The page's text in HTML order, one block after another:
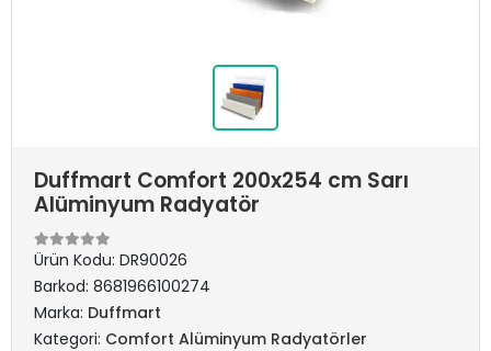
Duffmart Comfort 200x254 cm Sarı
Alüminyum Radyatör
Ürün Kodu: DR90026
Barkod: 8681966100274
Marka: Duffmart
Kategori: Comfort Alüminyum Radyatörler